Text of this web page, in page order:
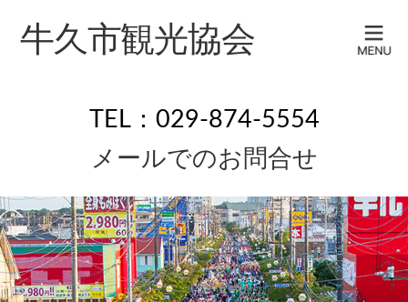
牛久市観光協会
TEL：029-874-5554
メールでのお問合せ